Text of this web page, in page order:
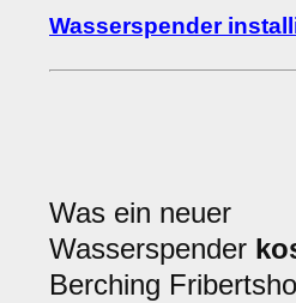
Wasserspender
Was ein neuer
Wasserspender
Berching